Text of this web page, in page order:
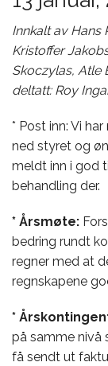
Fiske
Kontakt oss
Innkalt av Hans
Kristoffer
Skoczylas, Atle
deltatt: Roy
* Post inn: Vi
ned styret og
meldt inn i god
behandling der.
* Årsmøte:
bedring rundt
regner med at
regnskapene
*
på samme nivå
få sendt ut